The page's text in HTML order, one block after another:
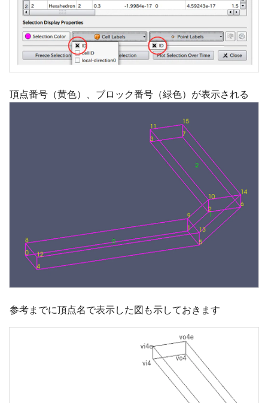
頂点番号（黄色）、ブロック番号（緑色）が表示される
参考までに頂点名で表示した図も示しておきます